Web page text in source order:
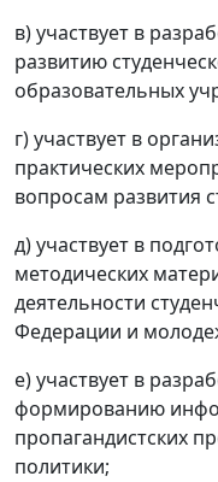
в) участвует в
развитию
образовательных
г) участвует в
практических
вопросам развития
д) участвует в
методических
деятельности
Федерации и
е) участвует в
формированию
пропагандистских
политики;